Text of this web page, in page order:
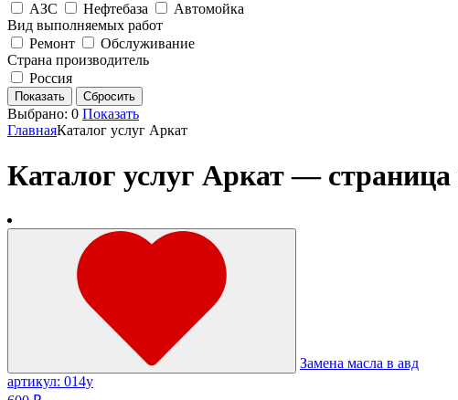
АЗС
Нефтебаза
Автомойка
Вид выполняемых работ
Ремонт
Обслуживание
Страна производитель
Россия
Выбрано: 0 Показать
ГлавнаяКаталог услуг Аркат
Каталог услуг Аркат — страница
Замена масла в авд
артикул: 014у